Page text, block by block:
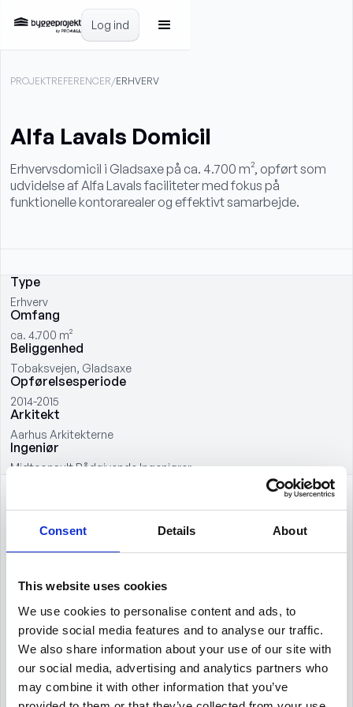
Consent Details About
This website uses cookies
We use cookies to personalise content and ads, to
provide social media features and to analyse our traffic.
We also share information about your use of our site with
our social media, advertising and analytics partners who
may combine it with other information that you’ve
Log ind
PROJEKTREFERENCER/ERHVERV
Alfa Lavals Domicil
Erhvervsdomicil i Gladsaxe på ca. 4.700 m², opført som
udvidelse af Alfa Lavals faciliteter med fokus på
funktionelle kontorarealer og effektivt samarbejde.
Type
Erhverv
Omfang
ca. 4.700 m²
Beliggenhed
Tobaksvejen, Gladsaxe
Opførelsesperiode
2014-2015
Arkitekt
Aarhus Arkitekterne
Ingeniør
Midtconsult Rådgivende Ingeniører
Erhvervsbyggeri i Gladsaxe
Tobaksvejen i Gladsaxe og opført som en udvidelse af
med fokus på funktionelle og tidssvarende rammer for
kontorarbejde og understøtter virksomhedens daglige drift og
samarbejde på tværs af organisationen.
Bygningen er disponeret med fleksible kontorarealer og
fællesfunktioner, der skaber sammenhæng mellem